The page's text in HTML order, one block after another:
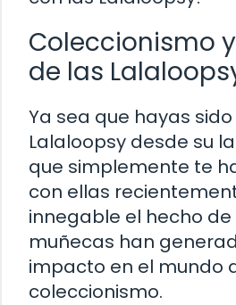
Coleccionismo
de las
Ya sea que hayas
Lalaloopsy desde su
que simplemente te
con ellas
innegable el hecho
muñecas han
impacto en el mundo
coleccionismo.